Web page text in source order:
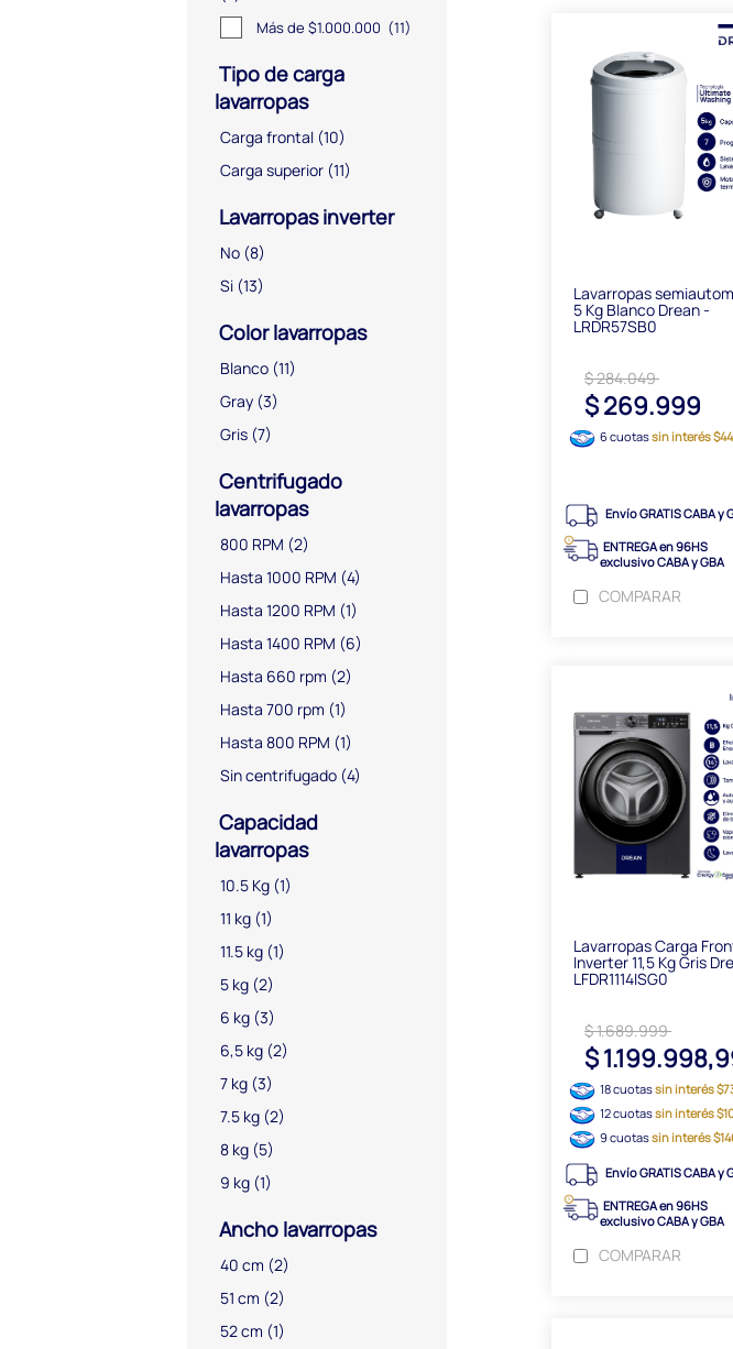
Más de $1.000.000 (11)
Tipo de carga
lavarropas
Carga frontal (10)
Carga superior (11)
Lavarropas inverter
No (8)
Si (13)
Color lavarropas
Blanco (11)
Gray (3)
Gris (7)
Centrifugado
lavarropas
800 RPM (2)
Hasta 1000 RPM (4)
Hasta 1200 RPM (1)
Hasta 1400 RPM (6)
Hasta 660 rpm (2)
Hasta 700 rpm (1)
Hasta 800 RPM (1)
Sin centrifugado (4)
Capacidad
lavarropas
10.5 Kg (1)
11 kg (1)
11.5 kg (1)
5 kg (2)
6 kg (3)
6,5 kg (2)
7 kg (3)
7.5 kg (2)
8 kg (5)
9 kg (1)
Ancho lavarropas
40 cm (2)
51 cm (2)
52 cm (1)
Lavarropas
5 Kg Blanco Drean -
LRDR57SB0
$ 284.049
$ 269.999
6 cuotassin interés
Envío GRATIS CABA y
ENTREGA en 96HS
exclusivo CABA y GBA
COMPARAR
Lavarropas Carga
Inverter 11,5 Kg Gris
LFDR1114ISG0
$ 1.689.999
$
18 cuotassin interés
12 cuotassin interés
9 cuotassin interés
Envío GRATIS CABA y
ENTREGA en 96HS
exclusivo CABA y GBA
COMPARAR